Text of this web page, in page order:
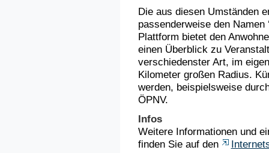
Die aus diesen Umständen
passenderweise den Namen
Plattform bietet den
einen Überblick zu
verschiedenster Art, im
Kilometer großen Radius.
werden, beispielsweise
ÖPNV.
Infos
Weitere Informationen und
finden Sie auf den